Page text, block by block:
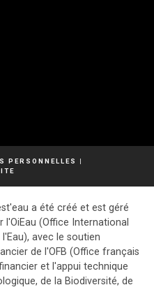
PERSONNELLES
|
a été créé et est géré
l'OiEau (Office International
l'Eau), avec le soutien
de l'OFB (Office français
et l'appui technique
de la Biodiversité, de